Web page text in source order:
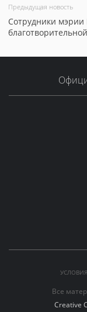
Предыдущая новость
Сотрудники мэрии
Все
Creative